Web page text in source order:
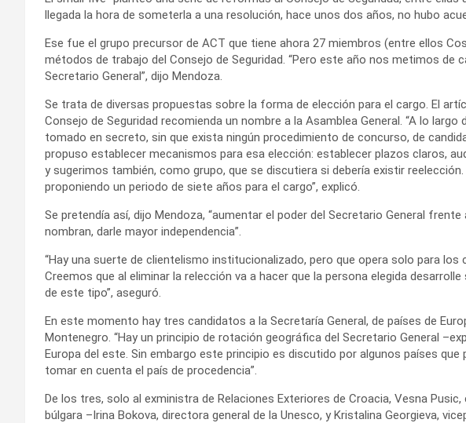
llegada la hora de someterla a una resolución, hace unos dos años, no hubo
Ese fue el grupo precursor de ACT que tiene ahora 27 miembros (entre ellos
métodos de trabajo del Consejo de Seguridad. “Pero este año nos metimos de
Secretario General”, dijo Mendoza.
Se trata de diversas propuestas sobre la forma de elección para el cargo. El
Consejo de Seguridad recomienda un nombre a la Asamblea General. “A lo
tomado en secreto, sin que exista ningún procedimiento de concurso, de
propuso establecer mecanismos para esa elección: establecer plazos claros,
y sugerimos también, como grupo, que se discutiera si debería existir
proponiendo un periodo de siete años para el cargo”, explicó.
Se pretendía así, dijo Mendoza, “aumentar el poder del Secretario General
nombran, darle mayor independencia”.
“Hay una suerte de clientelismo institucionalizado, pero que opera solo para los
Creemos que al eliminar la relección va a hacer que la persona elegida
de este tipo”, aseguró.
En este momento hay tres candidatos a la Secretaría General, de países de
Montenegro. “Hay un principio de rotación geográfica del Secretario General
Europa del este. Sin embargo este principio es discutido por algunos países que
tomar en cuenta el país de procedencia”.
De los tres, solo al exministra de Relaciones Exteriores de Croacia, Vesna
búlgara –Irina Bokova, directora general de la Unesco, y Kristalina Georgieva,